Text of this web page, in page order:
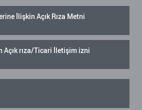
İlişkin Açık Rıza Metni
rıza/Ticari İletişim izni